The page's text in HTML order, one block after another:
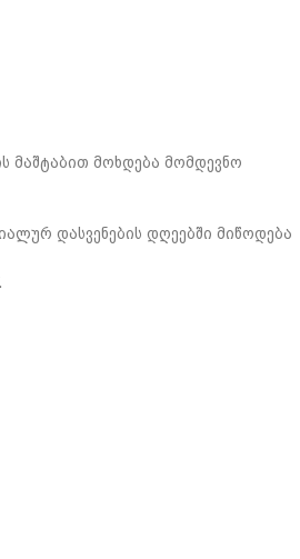
მაშტაბით მოხდება მომდევნო
დასვენების დღეებში მიწოდება